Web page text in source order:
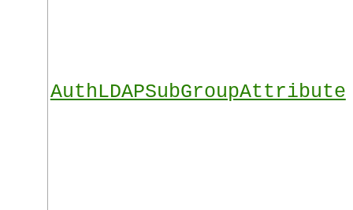
AuthLDAPSubGroupAttribute